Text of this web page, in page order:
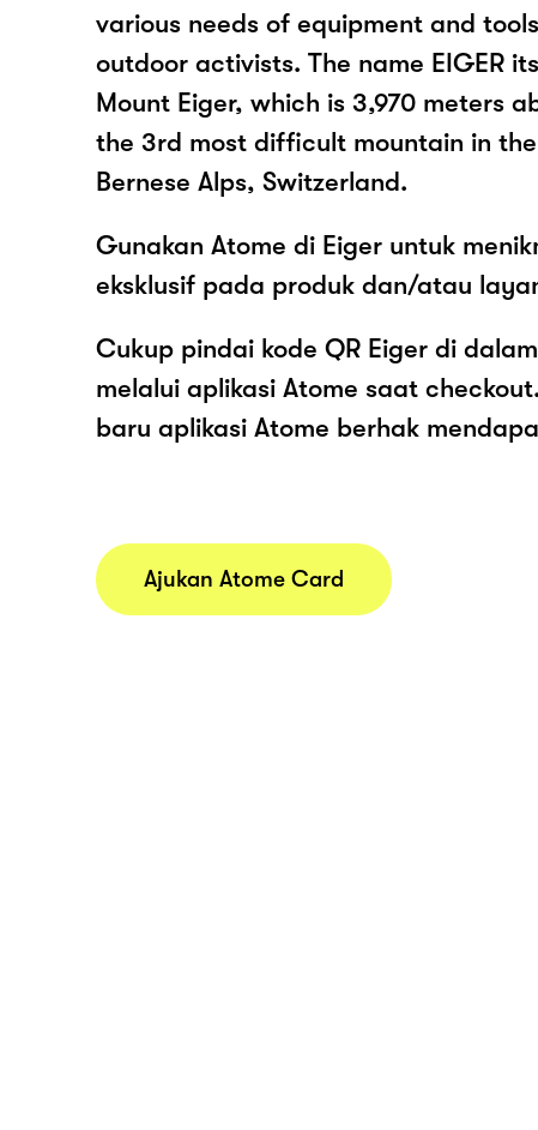
various needs of equipment and
outdoor activists. The name EIGER
Mount Eiger, which is 3,970 meters
the 3rd most difficult mountain in
Bernese Alps, Switzerland.
Gunakan Atome di Eiger untuk
eksklusif pada produk dan/atau
Cukup pindai kode QR Eiger di
melalui aplikasi Atome saat
baru aplikasi Atome berhak
Ajukan Atome Card